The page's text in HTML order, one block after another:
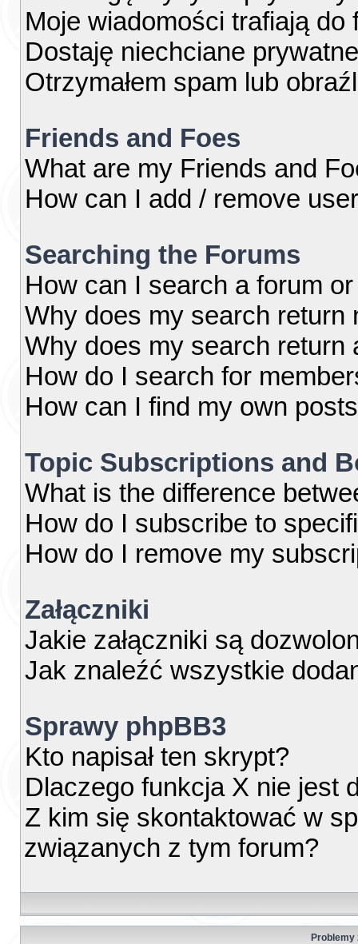
Moje wiadomości trafiają do
Dostaję niechciane
Otrzymałem spam lub
Friends and Foes
What are my Friends and
How can I add / remove
Searching the Forums
How can I search a forum
Why does my search return
Why does my search return
How do I search for
How can I find my own
Topic Subscriptions and
What is the difference
How do I subscribe to
How do I remove my
Załączniki
Jakie załączniki są
Jak znaleźć wszystkie
Sprawy phpBB3
Kto napisał ten skrypt?
Dlaczego funkcja X nie jest
Z kim się skontaktować w
związanych z tym forum?
Problemy